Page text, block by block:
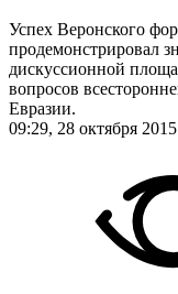
Успех Веронского
продемонстрировал
дискуссионной
вопросов
Евразии.
09:29, 28 октября 2015